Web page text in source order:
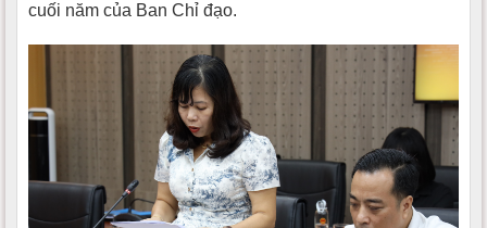
cuối năm của Ban Chỉ đạo.